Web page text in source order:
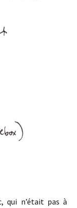
qui n’était pas à